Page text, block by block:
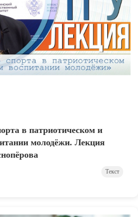
в патриотическом и
молодёжи. Лекция
Текст